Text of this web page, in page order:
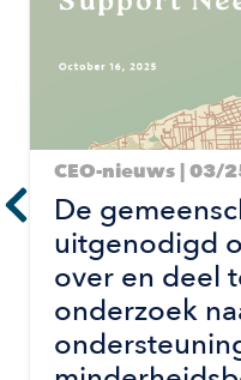
CEO-nieuws | 03/
De
uitgenodigd
over en deel
onderzoek